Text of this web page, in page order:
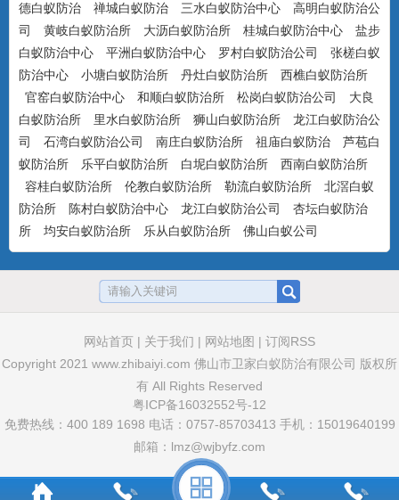
美国百户泰2.5%联苯菊酯悬浮剂
产品特点：美国富美实公司出品，无刺激
气味，可杀可防，具有驱避...
美国百户喜10%联苯菊酯乳油
产品特点：美国富美实公司出品，有刺激
气味，具有驱避和触杀作用...
卫豹·卫喜2.5%氟虫腈悬浮剂
非驱避剂型，无刺激气味，可杀可防，具
卫豹·10%吡虫啉悬浮剂
非驱避性剂型，无刺激气味，可杀可防，
具有胃毒和触杀作用...
德白蚁防治
禅城白蚁防治 三水白蚁防治中心
高明白蚁防治公
司
黄岐白蚁防治所 大沥白蚁防治所 桂城白蚁防治中心
盐步
白蚁防治中心
平洲白蚁防治中心 罗村白蚁防治公司
张槎白蚁
防治中心
小塘白蚁防治所 丹灶白蚁防治所
西樵白蚁防治所
官窑白蚁防治中心
和顺白蚁防治所 松岗白蚁防治公司
大良
白蚁防治所
里水白蚁防治所 狮山白蚁防治所
龙江白蚁防治公
司
石湾白蚁防治公司 南庄白蚁防治所 祖庙白蚁防治
芦苞白
蚁防治所
乐平白蚁防治所 白坭白蚁防治所
西南白蚁防治所
容桂白蚁防治所
伦教白蚁防治所 勒流白蚁防治所
北滘白蚁
防治所
陈村白蚁防治中心 龙江白蚁防治公司
杏坛白蚁防治
所
均安白蚁防治所 乐从白蚁防治所 佛山白蚁公司
网站首页 | 关于我们 | 网站地图 | 订阅RSS
Copyright 2021 www.zhibaiyi.com 佛山市卫家白蚁防治有限公司 版权所
有 All Rights Reserved
粤ICP备16032552号-12
免费热线：400 189 1698 电话：0757-85703413 手机：15019640199
邮箱：lmz@wjbyfz.com